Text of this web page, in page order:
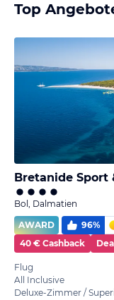
Top
Bretanide Sport
Bol, Dalmatien
AWARD
96%
40 € Cashback
Deal
Flug
All Inclusive